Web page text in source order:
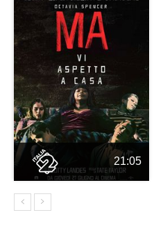
21:05